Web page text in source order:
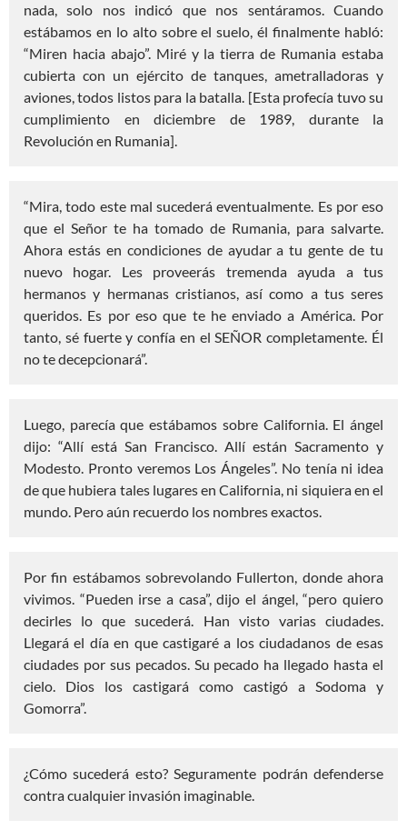
nada, solo nos indicó que nos sentáramos. Cuando
estábamos en lo alto sobre el suelo, él finalmente habló:
“Miren hacia abajo”. Miré y la tierra de Rumania estaba
cubierta con un ejército de tanques, ametralladoras y
aviones, todos listos para la batalla. [Esta profecía tuvo su
cumplimiento en diciembre de 1989, durante la
Revolución en Rumania].
“Mira, todo este mal sucederá eventualmente. Es por eso
que el Señor te ha tomado de Rumania, para salvarte.
Ahora estás en condiciones de ayudar a tu gente de tu
nuevo hogar. Les proveerás tremenda ayuda a tus
hermanos y hermanas cristianos, así como a tus seres
queridos. Es por eso que te he enviado a América. Por
tanto, sé fuerte y confía en el SEÑOR completamente. Él
no te decepcionará”.
Luego, parecía que estábamos sobre California. El ángel
dijo: “Allí está San Francisco. Allí están Sacramento y
Modesto. Pronto veremos Los Ángeles”. No tenía ni idea
de que hubiera tales lugares en California, ni siquiera en el
mundo. Pero aún recuerdo los nombres exactos.
Por fin estábamos sobrevolando Fullerton, donde ahora
vivimos. “Pueden irse a casa”, dijo el ángel, “pero quiero
decirles lo que sucederá. Han visto varias ciudades.
Llegará el día en que castigaré a los ciudadanos de esas
ciudades por sus pecados. Su pecado ha llegado hasta el
cielo. Dios los castigará como castigó a Sodoma y
Gomorra”.
¿Cómo sucederá esto? Seguramente podrán defenderse
contra cualquier invasión imaginable.